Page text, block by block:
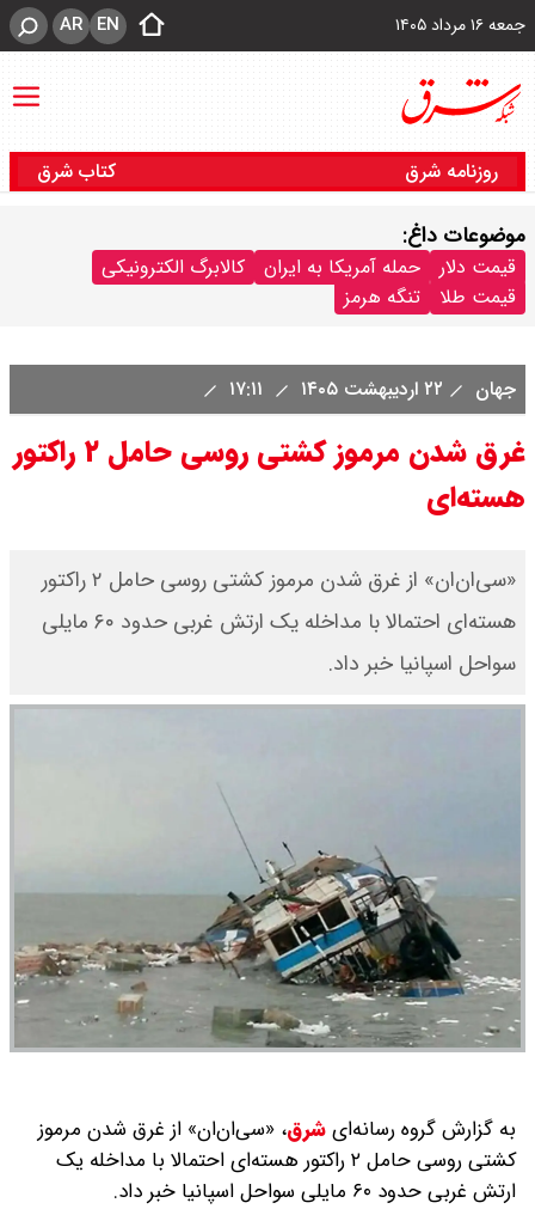
جمعه ۱۶ مرداد ۱۴۰۵ EN
AR
روزنامه شرق کتاب شرق
موضوعات داغ:
قیمت دلار حمله آمریکا به ایران
کالابرگ الکترونیکی
قیمت طلا
تنگه هرمز
جهان ۲۲ اردیبهشت ۱۴۰۵
غرق شدن مرموز کشتی روسی حامل ۲ راکتور
هسته‌ای
«سی‌ان‌ان» از غرق شدن مرموز کشتی روسی حامل ۲ راکتور
هسته‌ای احتمالا با مداخله یک ارتش غربی حدود ۶۰ مایلی
سواحل اسپانیا خبر داد.
به گزارش گروه رسانه‌ایشرق، «سی‌ان‌ان» از غرق شدن مرموز
کشتی روسی حامل ۲ راکتور هسته‌ای احتمالا با مداخله یک
ارتش غربی حدود ۶۰ مایلی سواحل اسپانیا خبر داد.